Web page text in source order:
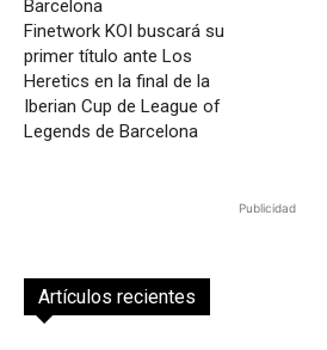
Finetwork KOI buscará su
primer título ante Los
Heretics en la final de la
Iberian Cup de League of
Legends de Barcelona
Publicidad
Artículos recientes